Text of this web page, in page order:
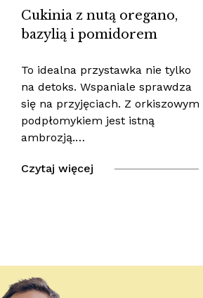
Cukinia z nutą oregano,
bazylią i pomidorem
To idealna przystawka nie tylko
na detoks. Wspaniale sprawdza
się na przyjęciach. Z orkiszowym
podpłomykiem jest istną
ambrozją.…
Czytaj więcej